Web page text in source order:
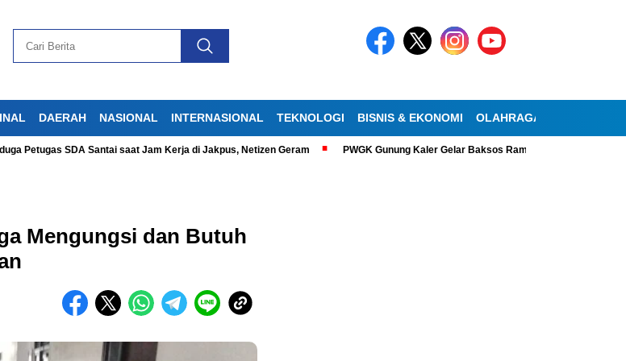
DAERAH NASIONAL INTERNASIONAL TEKNOLOGI BISNIS & EKONOMI OLAHRAGA
SDA Santai saat Jam Kerja di Jakpus, Netizen Geram PWGK Gunung Kaler Gelar Baksos Ramadan, Bantu Lansia
Mengungsi dan Butuh